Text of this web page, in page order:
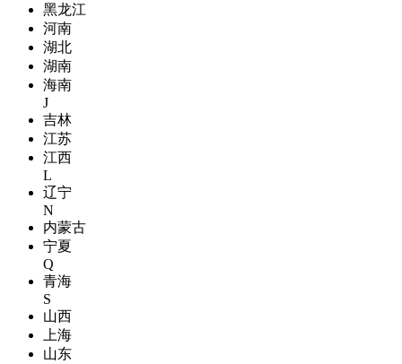
黑龙江
河南
湖北
湖南
海南
J
吉林
江苏
江西
L
辽宁
N
内蒙古
宁夏
Q
青海
S
山西
上海
山东